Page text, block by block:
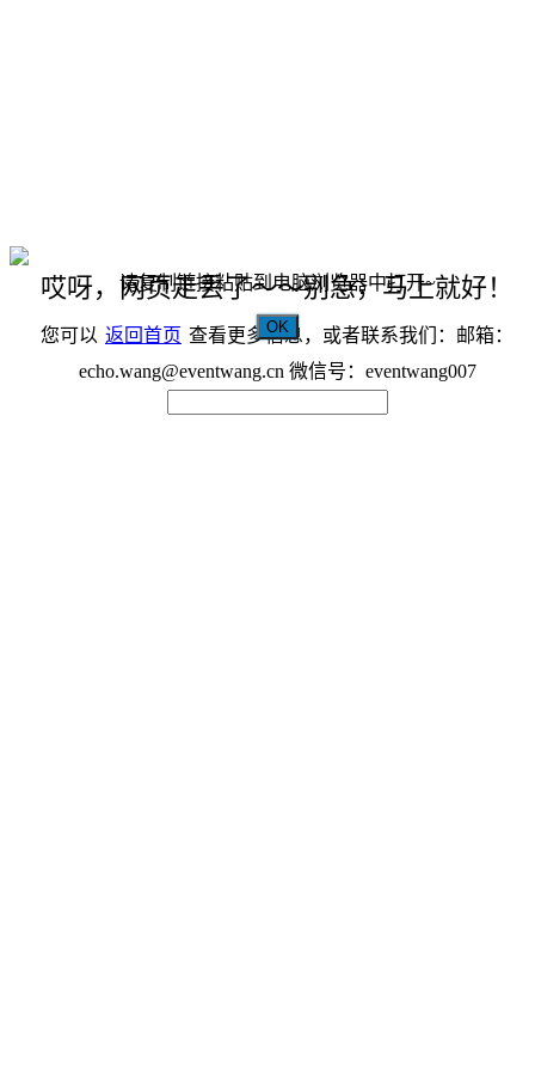
哎呀，网页走丢了～～别急，马上就好！
您可以 返回首页 查看更多信息，或者联系我们：邮箱：
echo.wang@eventwang.cn 微信号：eventwang007
请复制链接粘贴到电脑浏览器中打开~
OK